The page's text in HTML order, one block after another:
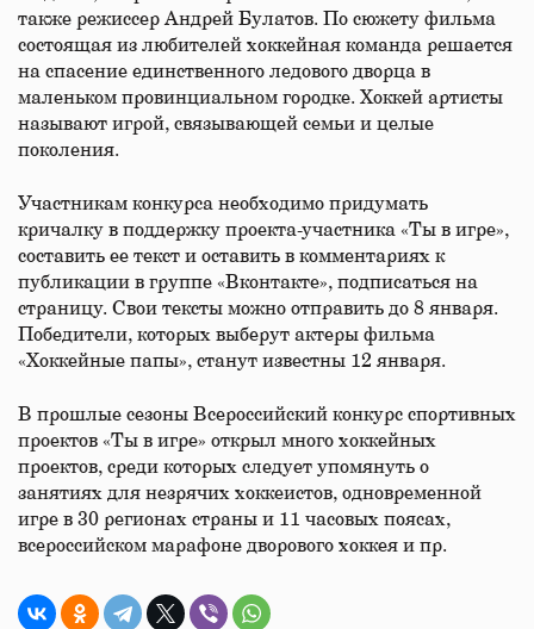
также режиссер Андрей Булатов. По сюжету фильма
состоящая из любителей хоккейная команда решается
на спасение единственного ледового дворца в
маленьком провинциальном городке. Хоккей артисты
называют игрой, связывающей семьи и целые
поколения.
Участникам конкурса необходимо придумать
кричалку в поддержку проекта-участника «Ты в игре»,
составить ее текст и оставить в комментариях к
публикации в группе «Вконтакте», подписаться на
страницу. Свои тексты можно отправить до 8 января.
Победители, которых выберут актеры фильма
«Хоккейные папы», станут известны 12 января.
В прошлые сезоны Всероссийский конкурс спортивных
проектов «Ты в игре» открыл много хоккейных
проектов, среди которых следует упомянуть о
занятиях для незрячих хоккеистов, одновременной
игре в 30 регионах страны и 11 часовых поясах,
всероссийском марафоне дворового хоккея и пр.